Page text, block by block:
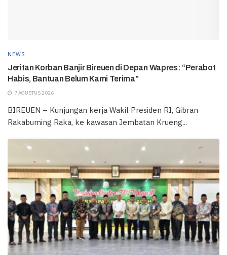
NEWS
Jeritan Korban Banjir Bireuen di Depan Wapres: “Perabot
Habis, Bantuan Belum Kami Terima”
7 AGUSTUS 2026
BIREUEN – Kunjungan kerja Wakil Presiden RI, Gibran
Rakabuming Raka, ke kawasan Jembatan Krueng...